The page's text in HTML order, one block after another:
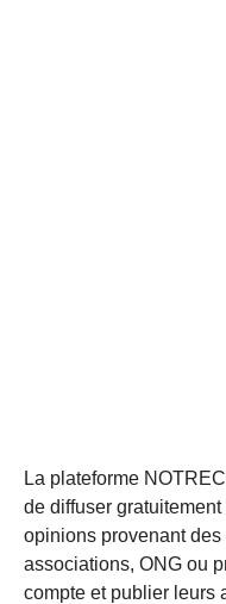
La plateforme
de diffuser
opinions provenant
associations, ONG ou
compte et publier leurs